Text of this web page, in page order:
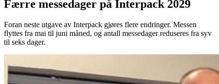
Færre messedager på Interpack 2029
Foran neste utgave av Interpack gjøres flere endringer. Messen
flyttes fra mai til juni måned, og antall messedager reduseres fra syv
til seks dager.